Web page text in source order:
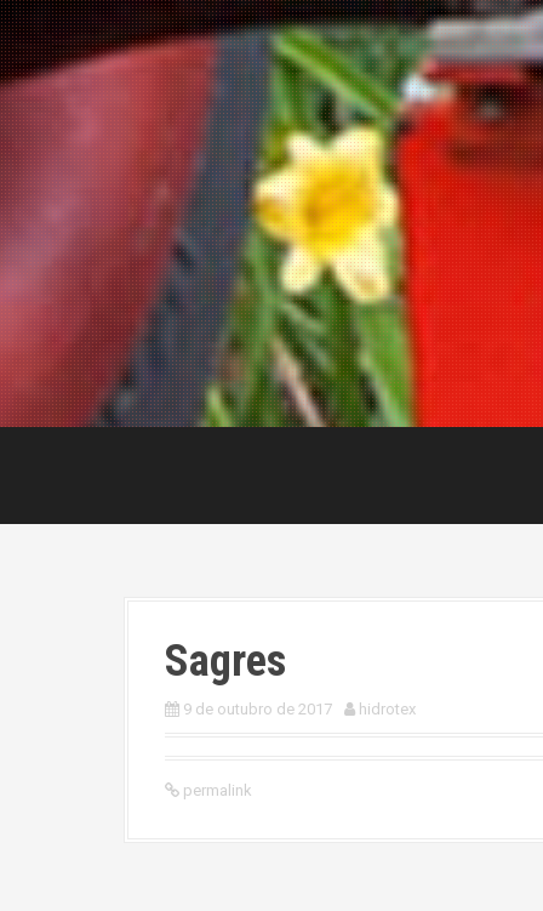
Sagres
9 de outubro de 2017 hidrotex
permalink